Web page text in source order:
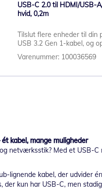
USB-C 2.0 til HDMI/USB-
hvid, 0,2m
Tilslut flere enheder til din
USB 3.2 Gen 1-kabel, og
Varenummer: 100036569
kabel, mange muligheder
netværksstik? Med et USB-
lignende kabel, der udvider
der kun har USB-C, men